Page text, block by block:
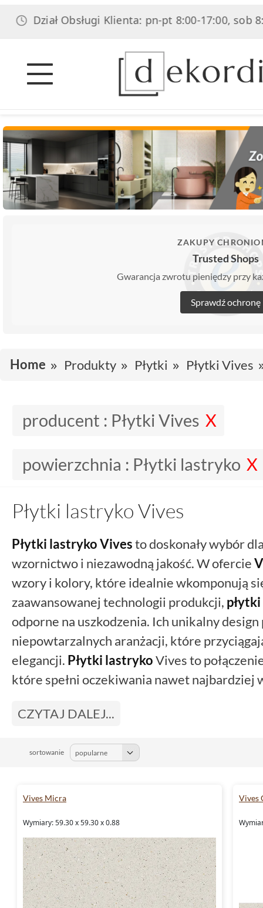
Obsługi Klienta: pn-pt 8:00-17:00, sob 8:00-14:00
ZAKUPY
Trusted Shops
Gwarancja zwrotu pieniędzy przy
Sprawdź ochronę
Home Produkty Płytki Płytki Vives
producent : Płytki Vives
powierzchnia : Płytki lastryko
Płytki lastryko Vives
Płytki lastrykoVivesto doskonały wybór
wzornictwo i niezawodną jakość. W ofercie
wzory i kolory, które idealnie wkomponują
zaawansowanej technologii produkcji, płytki
odporne na uszkodzenia. Ich unikalny
niepowtarzalnych aranżacji, które
elegancji. Płytki lastrykoVives to
które spełni oczekiwania nawet najbardziej
CZYTAJ DALEJ...
sortowanie
Vives Micra
Wymiary: 59.30 x 59.30 x 0.88
Vives